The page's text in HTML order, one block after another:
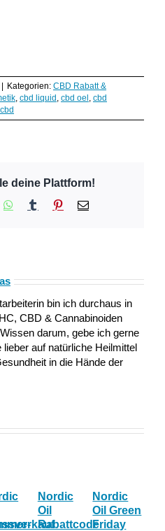
Kategorien: CBD Rabatt &
, cbd liquid , cbd oel , cbd
deine Plattform!
WhatsApp
Tumblr Pinterest
E-
bin ich durchaus in
CBD & Cannabinoiden
darum, gebe ich gerne
auf natürliche Heilmittel
in die Hände der
Nordic
Oil
Rabattcode
Nordic
Oil Green
Friday